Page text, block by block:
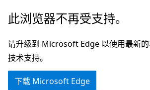
跳
主
要
内
此浏览器不再受支持。
请升级到 Microsoft Edge 以使用最新
技术支持。
下载 Microsoft Edge